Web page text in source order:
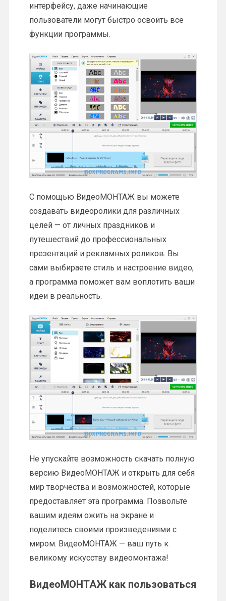
интерфейсу, даже начинающие
пользователи могут быстро освоить все
функции программы.
С помощью ВидеоМОНТАЖ вы можете
создавать видеоролики для различных
целей — от личных праздников и
путешествий до профессиональных
презентаций и рекламных роликов. Вы
сами выбираете стиль и настроение видео,
а программа поможет вам воплотить ваши
идеи в реальность.
Не упускайте возможность скачать полную
версию ВидеоМОНТАЖ и открыть для себя
мир творчества и возможностей, которые
предоставляет эта программа. Позвольте
вашим идеям ожить на экране и
поделитесь своими произведениями с
миром. ВидеоМОНТАЖ — ваш путь к
великому искусству видеомонтажа!
ВидеоМОНТАЖ как пользоваться